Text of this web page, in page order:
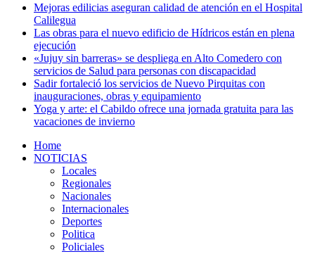
Mejoras edilicias aseguran calidad de atención en el Hospital
Calilegua
Las obras para el nuevo edificio de Hídricos están en plena
ejecución
«Jujuy sin barreras» se despliega en Alto Comedero con
servicios de Salud para personas con discapacidad
Sadir fortaleció los servicios de Nuevo Pirquitas con
inauguraciones, obras y equipamiento
Yoga y arte: el Cabildo ofrece una jornada gratuita para las
vacaciones de invierno
Home
NOTICIAS
Locales
Regionales
Nacionales
Internacionales
Deportes
Politica
Policiales